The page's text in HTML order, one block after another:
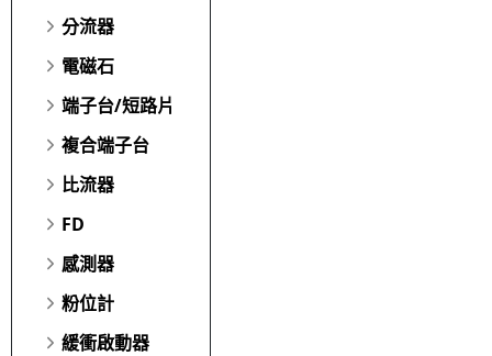
分流器
電磁石
端子台/短路片
複合端子台
比流器
FD
感測器
粉位計
緩衝啟動器